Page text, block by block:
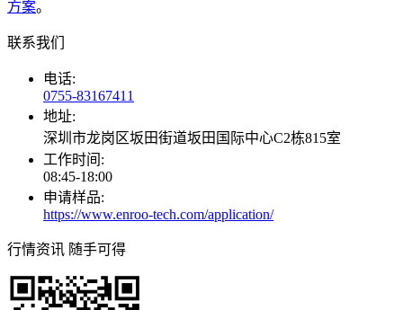
方案。
联系我们
电话:
0755-83167411
地址:
深圳市龙岗区坂田街道坂田国际中心C2栋815室
工作时间:
08:45-18:00
申请样品:
https://www.enroo-tech.com/application/
行情资讯 随手可得